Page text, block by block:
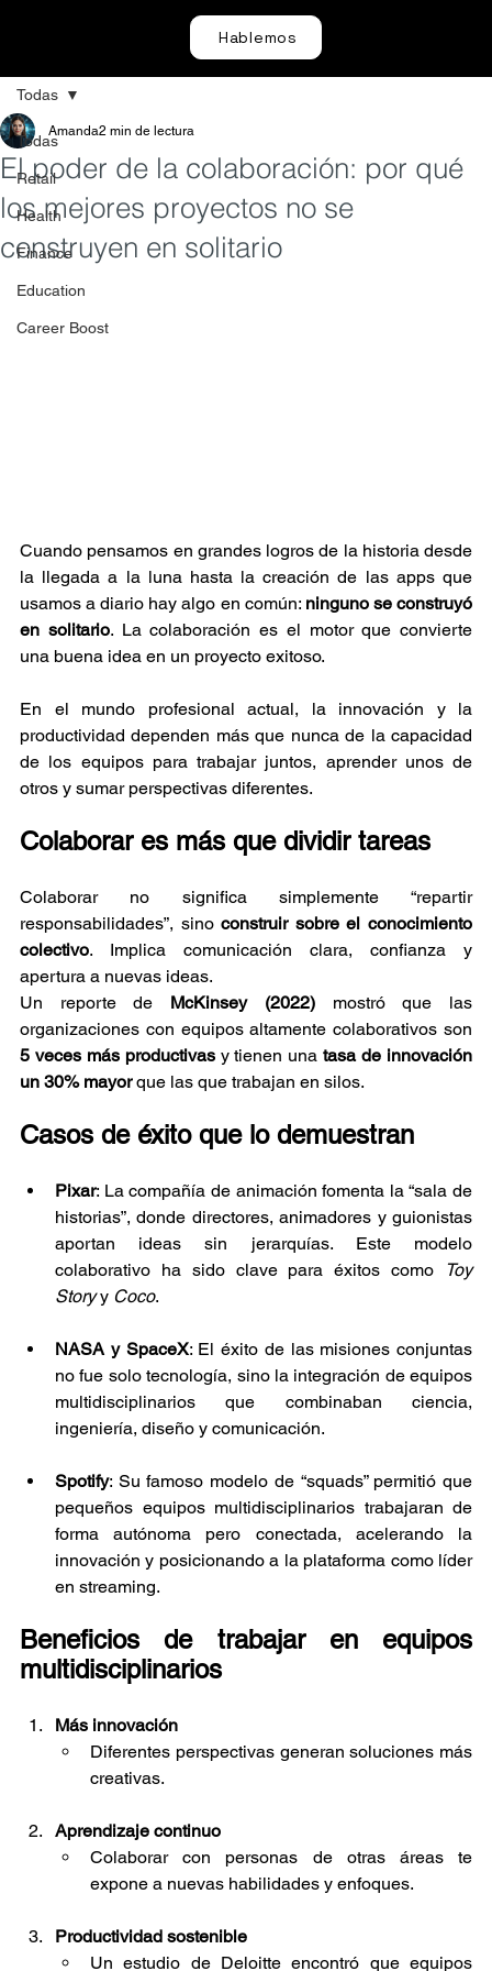
Hablemos
Todas
Retail
Health
Finance
Education
Career Boost
Todas
El poder de la colaboración: por qué
los mejores proyectos no se
construyen en solitario
Amanda2 min de lectura
Cuando pensamos en grandes logros de la historia desde
la llegada a la luna hasta la creación de las apps que
usamos a diario hay algo en común: ninguno se construyó
en solitario. La colaboración es el motor que convierte
una buena idea en un proyecto exitoso.
En el mundo profesional actual, la innovación y la
productividad dependen más que nunca de la capacidad
de los equipos para trabajar juntos, aprender unos de
otros y sumar perspectivas diferentes.
Colaborar es más que dividir tareas
Colaborar no significa simplemente “repartir
responsabilidades”, sino construir sobre el conocimiento
colectivo. Implica comunicación clara, confianza y
apertura a nuevas ideas.
Un reporte de McKinsey (2022) mostró que las
5 veces más productivas y tienen una tasa de innovación
un 30% mayor que las que trabajan en silos.
Casos de éxito que lo demuestran
Pixar: La compañía de animación fomenta la “sala de
historias”, donde directores, animadores y guionistas
aportan ideas sin jerarquías. Este modelo
colaborativo ha sido clave para éxitos como
Toy
Story y Coco.
NASA y SpaceX: El éxito de las misiones conjuntas
no fue solo tecnología, sino la integración de equipos
multidisciplinarios que combinaban ciencia,
ingeniería, diseño y comunicación.
Spotify: Su famoso modelo de “squads” permitió que
pequeños equipos multidisciplinarios trabajaran de
forma autónoma pero conectada, acelerando la
innovación y posicionando a la plataforma como líder
en streaming.
Beneficios de trabajar en equipos
multidisciplinarios
Más innovación
Diferentes perspectivas generan soluciones más
creativas.
Aprendizaje continuo
Colaborar con personas de otras áreas te
expone a nuevas habilidades y enfoques.
Productividad sostenible
Un estudio de Deloitte encontró que equipos